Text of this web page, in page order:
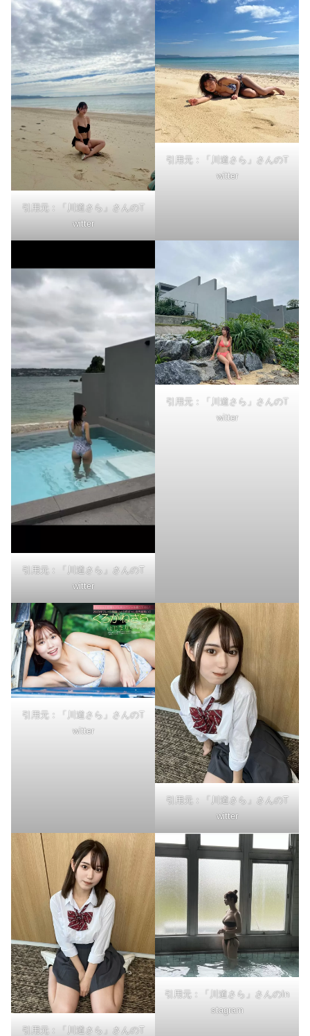
引用元：「川道さら」さんのT
witter
引用元：「川道さら」さんのT
witter
引用元：「川道さら」さんのT
witter
引用元：「川道さら」さんのT
witter
引用元：「川道さら」さんのT
witter
引用元：「川道さら」さんのT
witter
引用元：「川道さら」さんのT
引用元：「川道さら」さんのIn
stagram